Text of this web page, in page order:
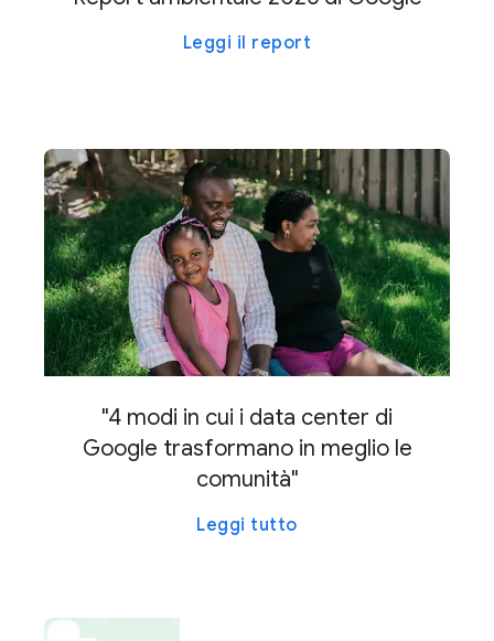
Leggi il report
"4 modi in cui i data center di
Google trasformano in meglio le
comunità"
Leggi tutto